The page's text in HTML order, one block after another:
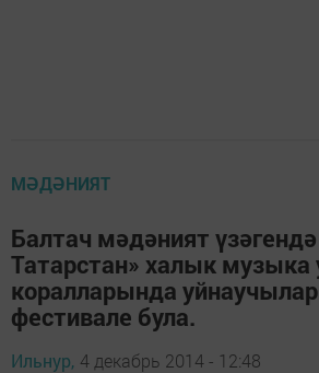
МӘДӘНИЯТ
Балтач мәдәният
Татарстан» халык музыка
коралларында
фестивале була.
Ильнур, 4 декабрь 2014 - 12:48